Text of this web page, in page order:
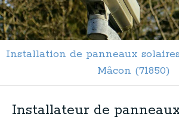
Installation de panneaux
Mâcon (71850)
Installateur de